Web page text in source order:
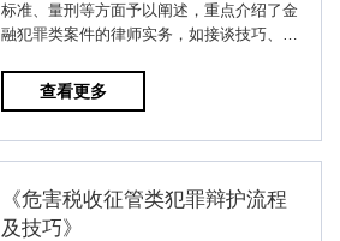
标准、量刑等方面予以阐述，重点介绍了金
融犯罪类案件的律师实务，如接谈技巧、收
查看更多
《危害税收征管类犯罪辩护流程
及技巧》